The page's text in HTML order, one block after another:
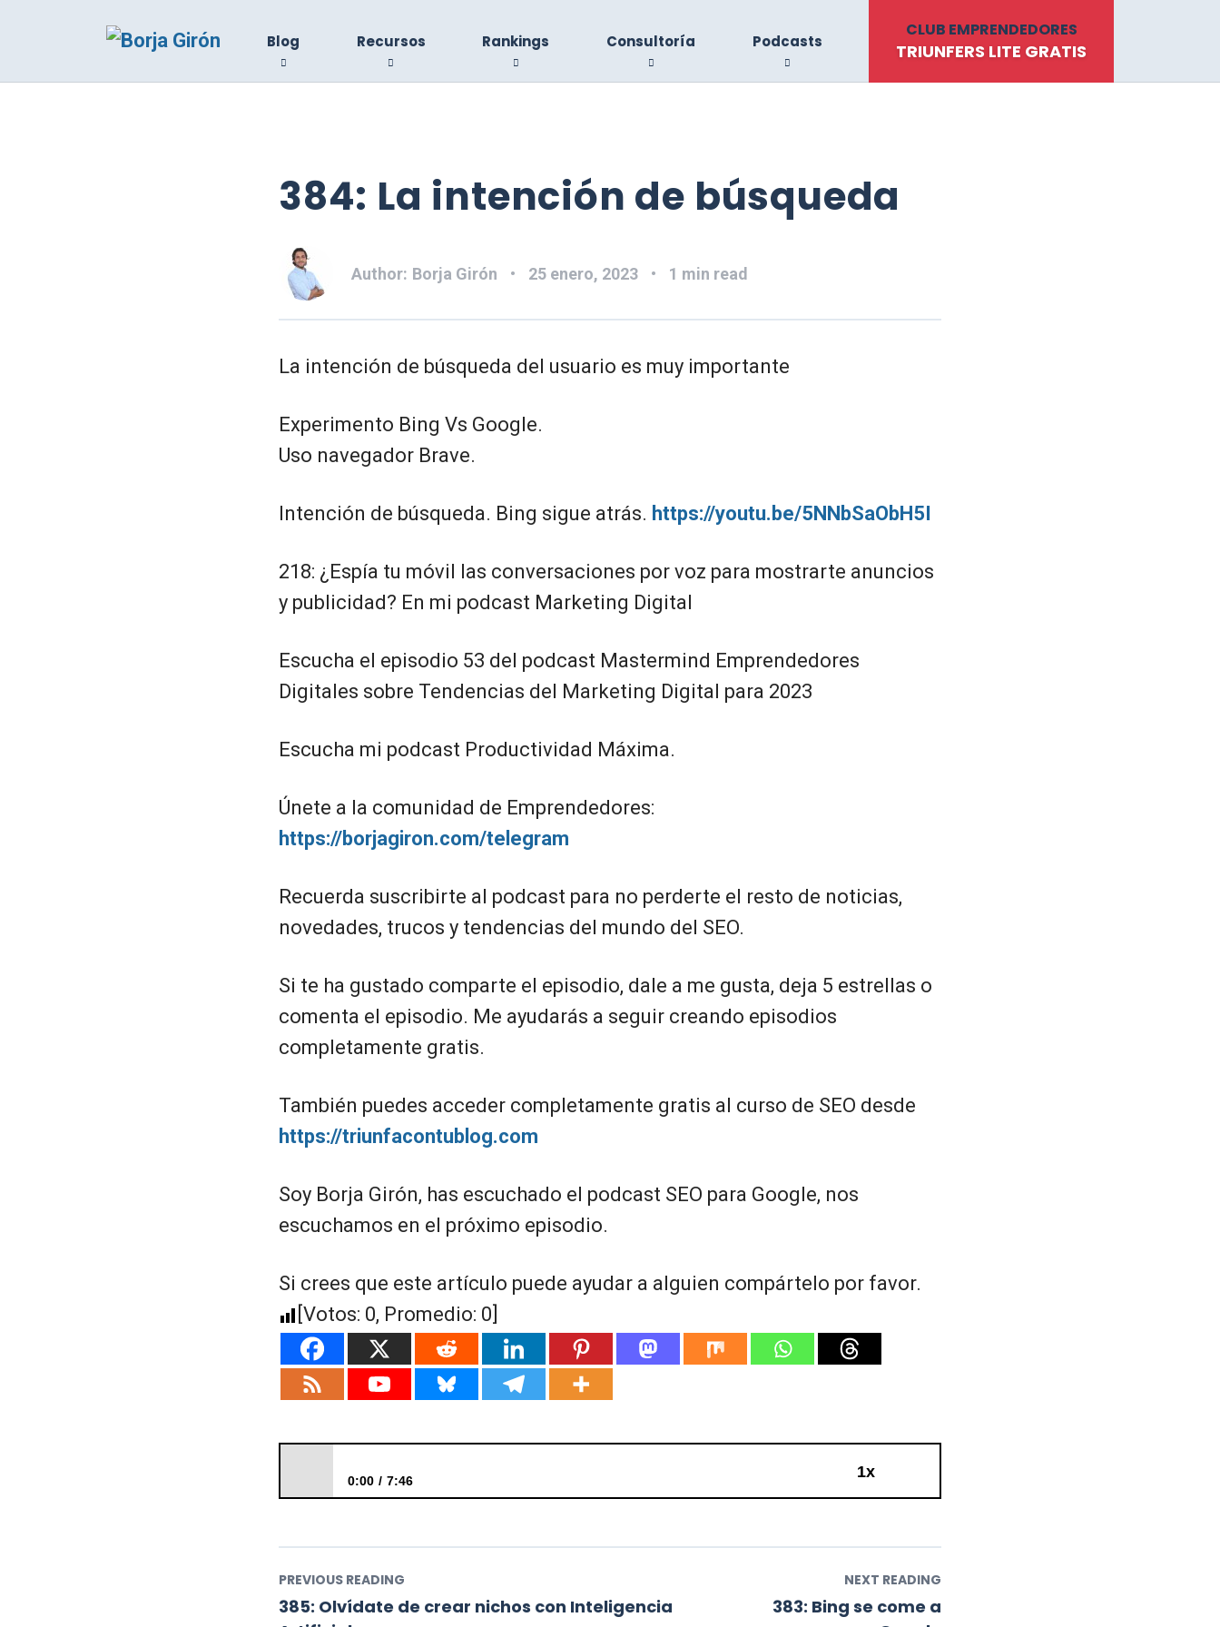
Blog Recursos Rankings Consultoría Podcasts
CLUB EMPRENDEDORES
TRIUNFERS LITE GRATIS
384: La intención de búsqueda
Author: Borja Girón 25 enero, 2023 1 min read
La intención de búsqueda del usuario es muy importante
Experimento Bing Vs Google.
Uso navegador Brave.
Intención de búsqueda. Bing sigue atrás. https://youtu.be/5NNbSaObH5I
218: ¿Espía tu móvil las conversaciones por voz para mostrarte anuncios
y publicidad? En mi podcast Marketing Digital
Escucha el episodio 53 del podcast Mastermind Emprendedores
Digitales sobre Tendencias del Marketing Digital para 2023
Escucha mi podcast Productividad Máxima.
Únete a la comunidad de Emprendedores:
https://borjagiron.com/telegram
Recuerda suscribirte al podcast para no perderte el resto de noticias,
novedades, trucos y tendencias del mundo del SEO.
Si te ha gustado comparte el episodio, dale a me gusta, deja 5 estrellas o
comenta el episodio. Me ayudarás a seguir creando episodios
completamente gratis.
También puedes acceder completamente gratis al curso de SEO desde
https://triunfacontublog.com
Soy Borja Girón, has escuchado el podcast SEO para Google, nos
escuchamos en el próximo episodio.
Si crees que este artículo puede ayudar a alguien compártelo por favor.
[Votos: 0, Promedio: 0
1x
0:00 7:46
PREVIOUS READING
385: Olvídate de crear nichos con Inteligencia
NEXT READING
383: Bing se come a